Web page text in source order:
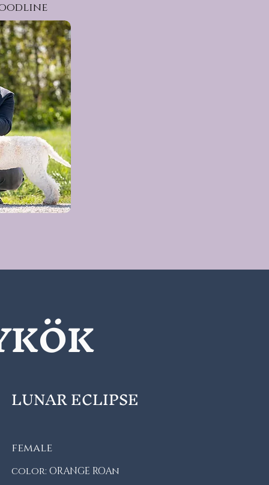
LUNAR ECLIPSE
female
color: ORANGE ROAn